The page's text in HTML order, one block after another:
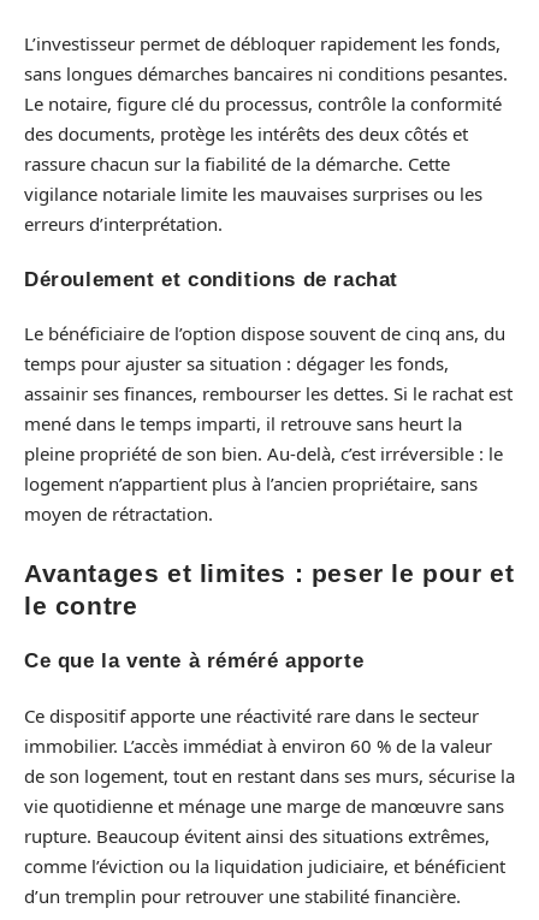
L’investisseur permet de débloquer rapidement les fonds,
sans longues démarches bancaires ni conditions pesantes.
Le notaire, figure clé du processus, contrôle la conformité
des documents, protège les intérêts des deux côtés et
rassure chacun sur la fiabilité de la démarche. Cette
vigilance notariale limite les mauvaises surprises ou les
erreurs d’interprétation.
Déroulement et conditions de rachat
Le bénéficiaire de l’option dispose souvent de cinq ans, du
temps pour ajuster sa situation : dégager les fonds,
assainir ses finances, rembourser les dettes. Si le rachat est
mené dans le temps imparti, il retrouve sans heurt la
pleine propriété de son bien. Au-delà, c’est irréversible : le
logement n’appartient plus à l’ancien propriétaire, sans
moyen de rétractation.
Avantages et limites : peser le pour et
le contre
Ce que la vente à réméré apporte
Ce dispositif apporte une réactivité rare dans le secteur
immobilier. L’accès immédiat à environ 60 % de la valeur
de son logement, tout en restant dans ses murs, sécurise la
vie quotidienne et ménage une marge de manœuvre sans
rupture. Beaucoup évitent ainsi des situations extrêmes,
comme l’éviction ou la liquidation judiciaire, et bénéficient
d’un tremplin pour retrouver une stabilité financière.